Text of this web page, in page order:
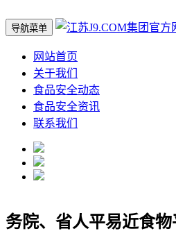
导航菜单
网站首页
关于我们
食品安全动态
食品安全资讯
联系我们
务院、省人平易近食